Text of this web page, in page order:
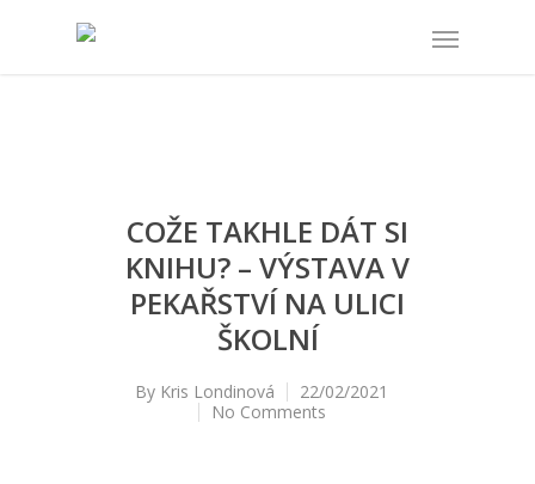
COŽE TAKHLE DÁT SI
KNIHU? – VÝSTAVA V
PEKAŘSTVÍ NA ULICI
ŠKOLNÍ
By Kris Londinová
22/02/2021
No Comments